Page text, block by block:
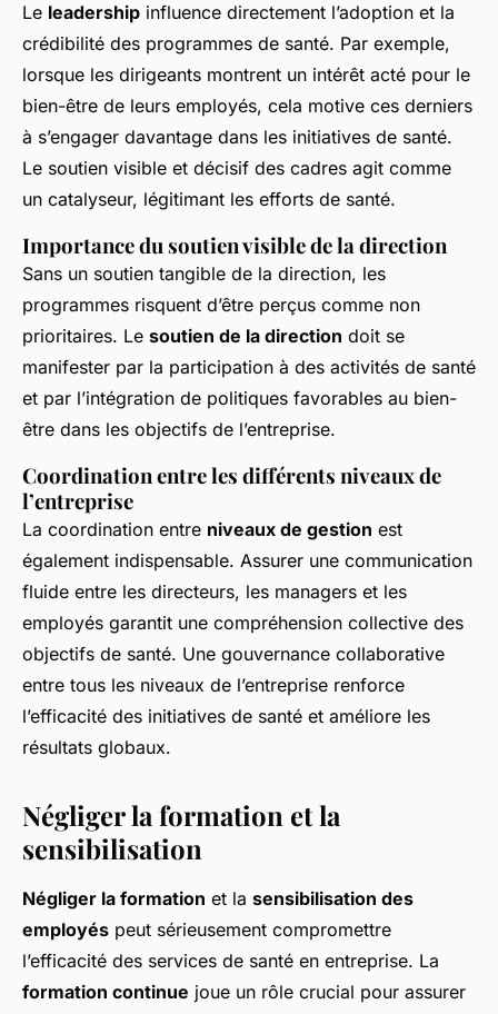
Le leadership influence directement l’adoption et la
crédibilité des programmes de santé. Par exemple,
lorsque les dirigeants montrent un intérêt acté pour le
bien-être de leurs employés, cela motive ces derniers
à s’engager davantage dans les initiatives de santé.
Le soutien visible et décisif des cadres agit comme
un catalyseur, légitimant les efforts de santé.
Importance du soutien visible de la direction
Sans un soutien tangible de la direction, les
programmes risquent d’être perçus comme non
prioritaires. Le soutien de la direction doit se
manifester par la participation à des activités de santé
et par l’intégration de politiques favorables au bien-
être dans les objectifs de l’entreprise.
Coordination entre les différents niveaux de
l’entreprise
La coordination entre niveaux de gestion est
également indispensable. Assurer une communication
fluide entre les directeurs, les managers et les
employés garantit une compréhension collective des
objectifs de santé. Une gouvernance collaborative
entre tous les niveaux de l’entreprise renforce
l’efficacité des initiatives de santé et améliore les
résultats globaux.
Négliger la formation et la
sensibilisation
Négliger la formation et la sensibilisation des
employés peut sérieusement compromettre
l’efficacité des services de santé en entreprise. La
formation continue joue un rôle crucial pour assurer